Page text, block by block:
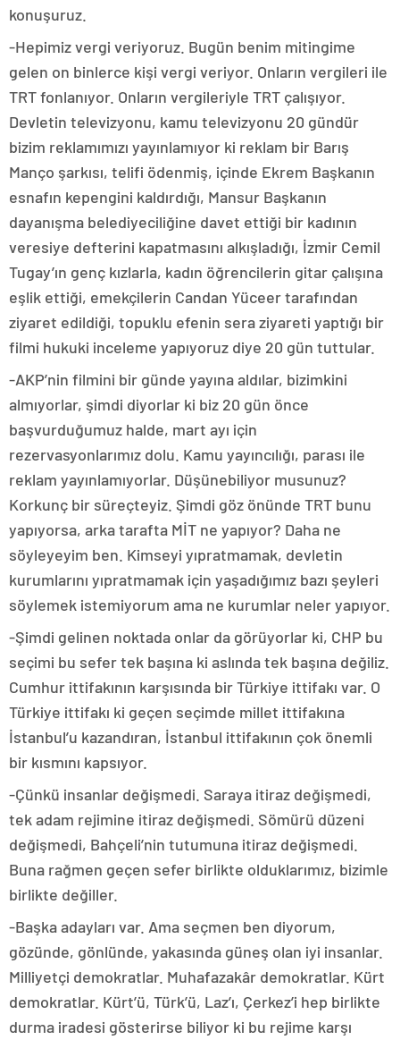
konuşuruz.
-Hepimiz vergi veriyoruz. Bugün benim mitingime
gelen on binlerce kişi vergi veriyor. Onların vergileri ile
TRT fonlanıyor. Onların vergileriyle TRT çalışıyor.
Devletin televizyonu, kamu televizyonu 20 gündür
bizim reklamımızı yayınlamıyor ki reklam bir Barış
Manço şarkısı, telifi ödenmiş, içinde Ekrem Başkanın
esnafın kepengini kaldırdığı, Mansur Başkanın
dayanışma belediyeciliğine davet ettiği bir kadının
veresiye defterini kapatmasını alkışladığı, İzmir Cemil
Tugay’ın genç kızlarla, kadın öğrencilerin gitar çalışına
eşlik ettiği, emekçilerin Candan Yüceer tarafından
ziyaret edildiği, topuklu efenin sera ziyareti yaptığı bir
filmi hukuki inceleme yapıyoruz diye 20 gün tuttular.
-AKP’nin filmini bir günde yayına aldılar, bizimkini
almıyorlar, şimdi diyorlar ki biz 20 gün önce
başvurduğumuz halde, mart ayı için
rezervasyonlarımız dolu. Kamu yayıncılığı, parası ile
reklam yayınlamıyorlar. Düşünebiliyor musunuz?
Korkunç bir süreçteyiz. Şimdi göz önünde TRT bunu
yapıyorsa, arka tarafta MİT ne yapıyor? Daha ne
söyleyeyim ben. Kimseyi yıpratmamak, devletin
kurumlarını yıpratmamak için yaşadığımız bazı şeyleri
söylemek istemiyorum ama ne kurumlar neler yapıyor.
-Şimdi gelinen noktada onlar da görüyorlar ki, CHP bu
seçimi bu sefer tek başına ki aslında tek başına değiliz.
Cumhur ittifakının karşısında bir Türkiye ittifakı var. O
Türkiye ittifakı ki geçen seçimde millet ittifakına
İstanbul’u kazandıran, İstanbul ittifakının çok önemli
bir kısmını kapsıyor.
-Çünkü insanlar değişmedi. Saraya itiraz değişmedi,
tek adam rejimine itiraz değişmedi. Sömürü düzeni
değişmedi, Bahçeli’nin tutumuna itiraz değişmedi.
Buna rağmen geçen sefer birlikte olduklarımız, bizimle
birlikte değiller.
-Başka adayları var. Ama seçmen ben diyorum,
gözünde, gönlünde, yakasında güneş olan iyi insanlar.
Milliyetçi demokratlar. Muhafazakâr demokratlar. Kürt
demokratlar. Kürt’ü, Türk’ü, Laz’ı, Çerkez’i hep birlikte
durma iradesi gösterirse biliyor ki bu rejime karşı